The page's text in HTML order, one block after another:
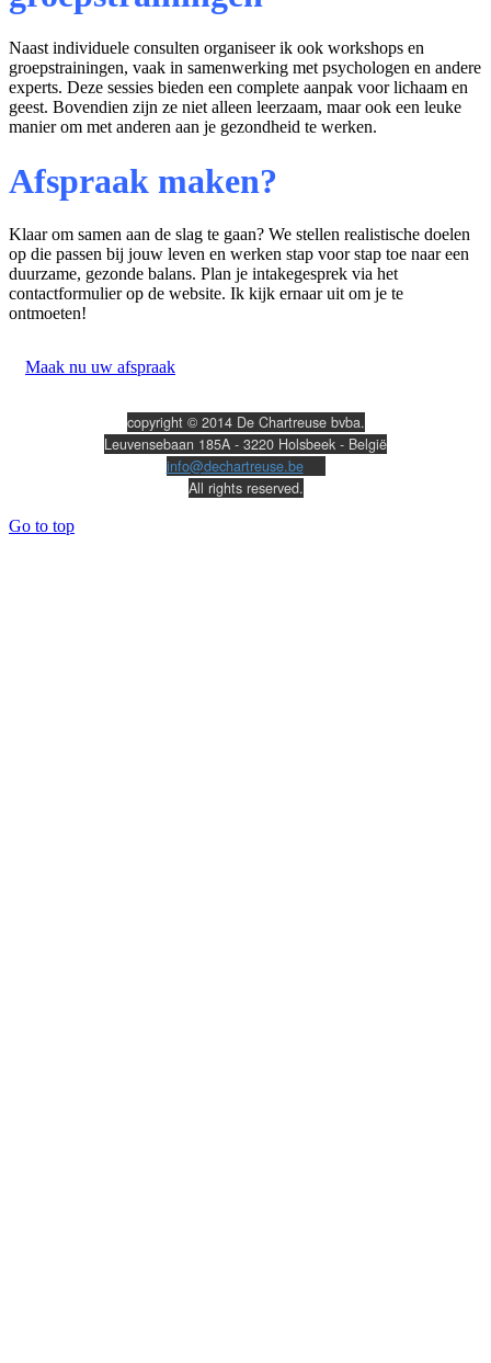
Naast individuele consulten organiseer ik ook workshops en
groepstrainingen, vaak in samenwerking met psychologen en andere
experts. Deze sessies bieden een complete aanpak voor lichaam en
geest. Bovendien zijn ze niet alleen leerzaam, maar ook een leuke
manier om met anderen aan je gezondheid te werken.
Afspraak maken?
Klaar om samen aan de slag te gaan? We stellen realistische doelen
op die passen bij jouw leven en werken stap voor stap toe naar een
duurzame, gezonde balans. Plan je intakegesprek via het
contactformulier op de website. Ik kijk ernaar uit om je te
ontmoeten!
Maak nu uw afspraak
copyright © 2014 De Chartreuse bvba.
Leuvensebaan 185A - 3220 Holsbeek - België
info@dechartreuse.be
All rights reserved.
Go to top